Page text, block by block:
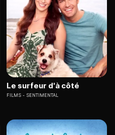
Le surfeur d'à côté
FILMS SENTIMENTAL